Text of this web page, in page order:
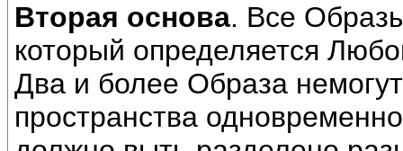
Вторая основа. Все
который определяется
Два и более Образа
пространства